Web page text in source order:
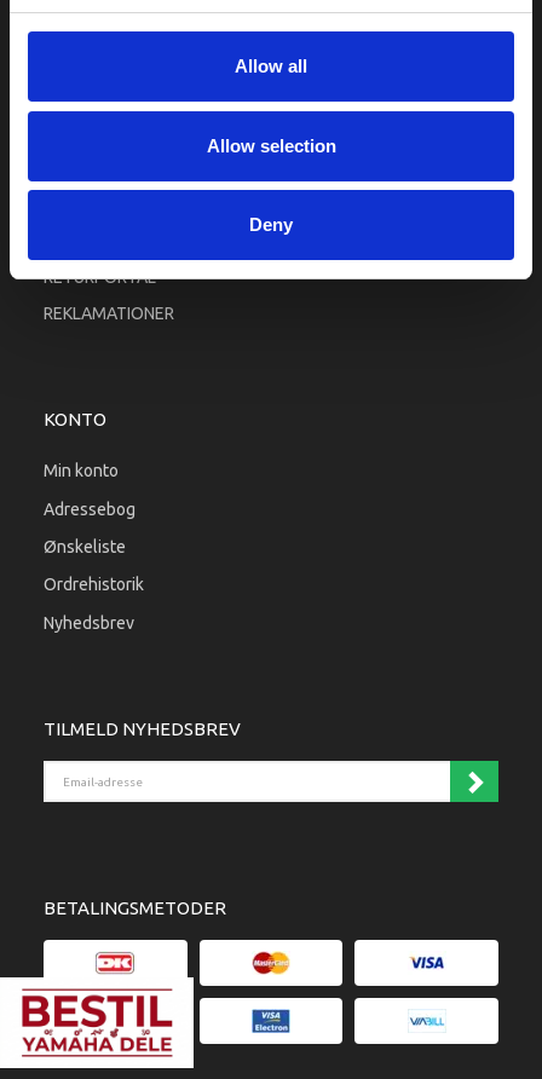
Allow all
Allow selection
Deny
RETURPORTAL
REKLAMATIONER
KONTO
Min konto
Adressebog
Ønskeliste
Ordrehistorik
Nyhedsbrev
TILMELD NYHEDSBREV
BETALINGSMETODER